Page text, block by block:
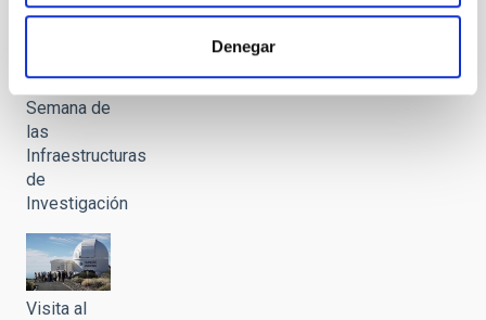
Denegar
Visita al
a la
Semana de
las
Infraestructuras
de
Investigación
Visita al